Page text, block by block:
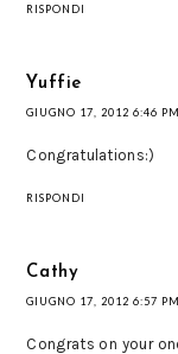
RISPONDI
Yuffie
GIUGNO 17, 2012 6:46 PM
Congratulations:)
RISPONDI
Cathy
GIUGNO 17, 2012 6:57 PM
Congrats on your